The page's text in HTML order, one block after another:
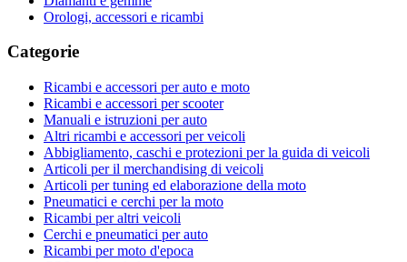
Orologi, accessori e ricambi
Categorie
Ricambi e accessori per auto e moto
Ricambi e accessori per scooter
Manuali e istruzioni per auto
Altri ricambi e accessori per veicoli
Abbigliamento, caschi e protezioni per la guida di veicoli
Articoli per il merchandising di veicoli
Articoli per tuning ed elaborazione della moto
Pneumatici e cerchi per la moto
Ricambi per altri veicoli
Cerchi e pneumatici per auto
Ricambi per moto d'epoca